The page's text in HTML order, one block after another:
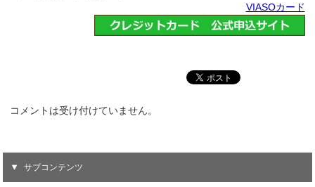
VIASOカード
コメントは受け付けていません。
サブコンテンツ